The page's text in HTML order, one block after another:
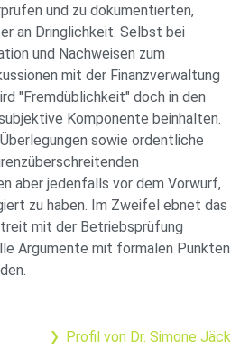
und zu dokumentierten,
an Dringlichkeit. Selbst bei
und Nachweisen zum
mit der Finanzverwaltung
"Fremdüblichkeit" doch in den
Komponente beinhalten.
sowie ordentliche
aber jedenfalls vor dem Vorwurf,
zu haben. Im Zweifel ebnet das
mit der Betriebsprüfung
Argumente mit formalen Punkten
Profil von Dr. Simone Jäck